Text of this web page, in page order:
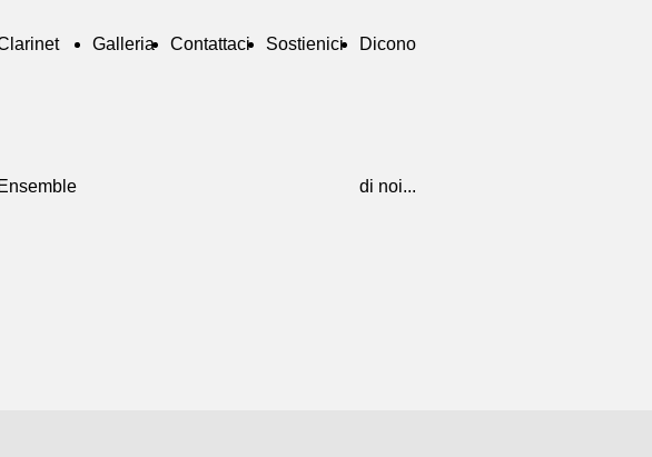
Ensemble
Galleria Contattaci Sostienici Dicono
di noi...